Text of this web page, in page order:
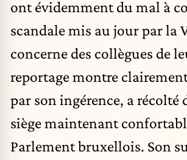
ont évidemment du mal à
scandale mis au jour par la
concerne des collègues de
reportage montre
par son ingérence, a récolté
siège maintenant
Parlement bruxellois. Son